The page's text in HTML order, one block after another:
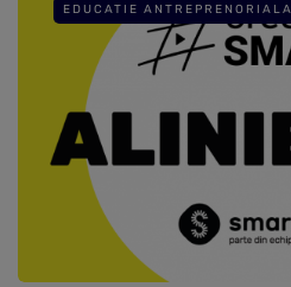
EDUCATIE ANTREPRENORIALA